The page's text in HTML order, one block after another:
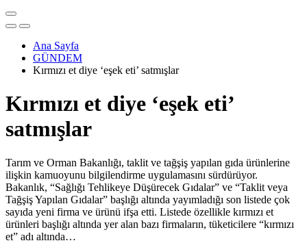
Ana Sayfa
GÜNDEM
Kırmızı et diye ‘eşek eti’ satmışlar
Kırmızı et diye ‘eşek eti’
satmışlar
Tarım ve Orman Bakanlığı, taklit ve tağşiş yapılan gıda ürünlerine
ilişkin kamuoyunu bilgilendirme uygulamasını sürdürüyor.
Bakanlık, “Sağlığı Tehlikeye Düşürecek Gıdalar” ve “Taklit veya
Tağşiş Yapılan Gıdalar” başlığı altında yayımladığı son listede çok
sayıda yeni firma ve ürünü ifşa etti. Listede özellikle kırmızı et
ürünleri başlığı altında yer alan bazı firmaların, tüketicilere “kırmızı
et” adı altında…